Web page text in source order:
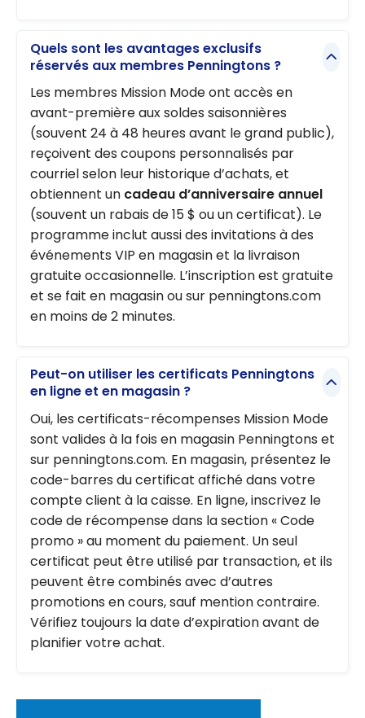
Quels sont les avantages exclusifs
réservés aux membres Penningtons ?
Les membres Mission Mode ont accès en
avant-première aux soldes saisonnières
(souvent 24 à 48 heures avant le grand public),
reçoivent des coupons personnalisés par
courriel selon leur historique d’achats, et
obtiennent un cadeau d’anniversaire annuel
(souvent un rabais de 15 $ ou un certificat). Le
programme inclut aussi des invitations à des
événements VIP en magasin et la livraison
gratuite occasionnelle. L’inscription est gratuite
et se fait en magasin ou sur penningtons.com
en moins de 2 minutes.
Peut-on utiliser les certificats Penningtons
en ligne et en magasin ?
Oui, les certificats-récompenses Mission Mode
sont valides à la fois en magasin Penningtons et
sur penningtons.com. En magasin, présentez le
code-barres du certificat affiché dans votre
compte client à la caisse. En ligne, inscrivez le
code de récompense dans la section « Code
promo » au moment du paiement. Un seul
certificat peut être utilisé par transaction, et ils
peuvent être combinés avec d’autres
promotions en cours, sauf mention contraire.
Vérifiez toujours la date d’expiration avant de
planifier votre achat.